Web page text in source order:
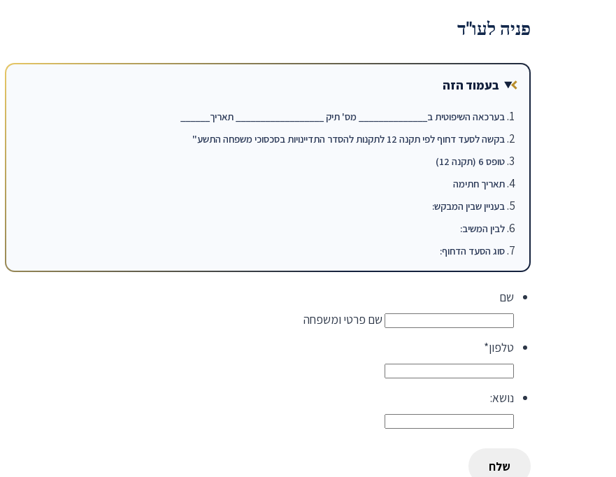
פניה לעו"ד
בעמוד הזה
בערכאה השיפוטית ב______________ מס' תיק __________________ תאריך______
בקשה לסעד דחוף לפי תקנה 12 לתקנות להסדר התדיינויות בסכסוכי משפחה התשע"
טופס 6 (תקנה 12)
תאריך חתימה
בעניין שבין המבקש:
לבין המשיב:
סוג הסעד הדחוף:
שם
שם פרטי ומשפחה
טלפון*
נושא: